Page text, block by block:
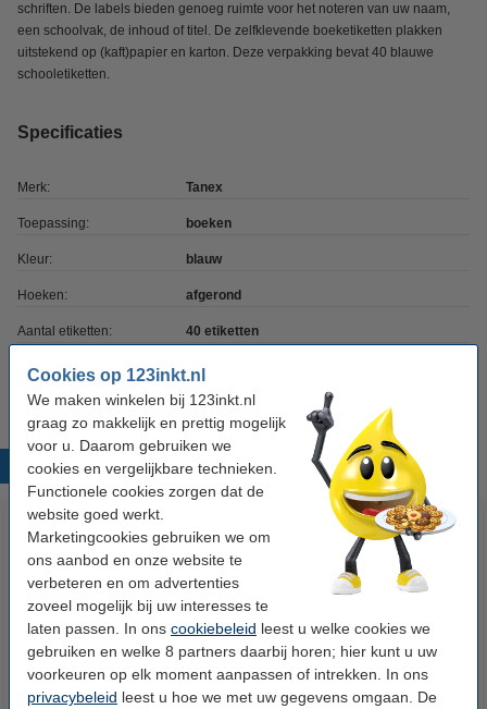
Cookies op 123inkt.nl
We maken winkelen bij 123inkt.nl
graag zo makkelijk en prettig mogelijk
voor u. Daarom gebruiken we
cookies en vergelijkbare technieken.
Functionele cookies zorgen dat de
website goed werkt.
Marketingcookies gebruiken we om
ons aanbod en onze website te
verbeteren en om advertenties
zoveel mogelijk bij uw interesses te
laten passen. In ons cookiebeleid leest u welke cookies we
gebruiken en welke 8 partners daarbij horen; hier kunt u uw
voorkeuren op elk moment aanpassen of intrekken. In ons
privacybeleid leest u hoe we met uw gegevens omgaan. De
schriften. De labels bieden genoeg ruimte voor het noteren van uw naam,
een schoolvak, de inhoud of titel. De zelfklevende boeketiketten plakken
uitstekend op (kaft)papier en karton. Deze verpakking bevat 40 blauwe
schooletiketten.
Specificaties
Merk: Tanex
Toepassing: boeken
Kleur: blauw
Hoeken: afgerond
Aantal etiketten: 40 etiketten
Aantal vel: 5 vel
Populaire producten
Tanex boeketiketten rood (40
stuks)
Tanex boeketiketten groen (40
stuks)